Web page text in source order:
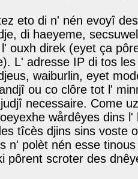
eto di n' nén evoyî
di haeyeme,
ouxh direk (eyet ça
L' adresse IP di tos
waiburlin, eyet
ou co clôre tot l'
necessaire. Come
wårdêyes dins
tîcès djins sins voste
n' polèt nén esse
pôrent scroter des